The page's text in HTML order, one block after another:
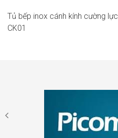
Tủ bếp inox cánh kính cường lực
CK01